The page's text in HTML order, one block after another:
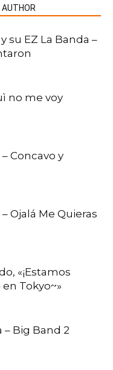
AUTHOR
su EZ La Banda –
no me voy
Concavo y
Ojalá Me Quieras
«¡Estamos
Tokyo~»
Big Band 2